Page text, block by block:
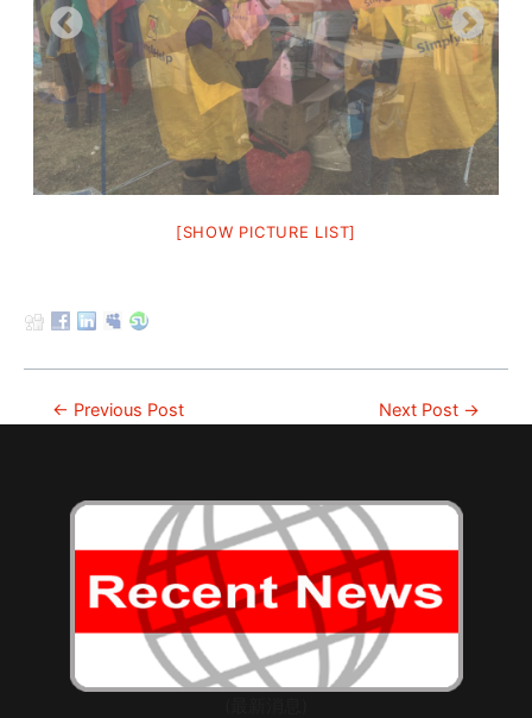
[SHOW PICTURE LIST]
Post← Previous Post Next Post →